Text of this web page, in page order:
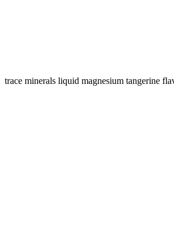
trace minerals liquid magnesium tangerine